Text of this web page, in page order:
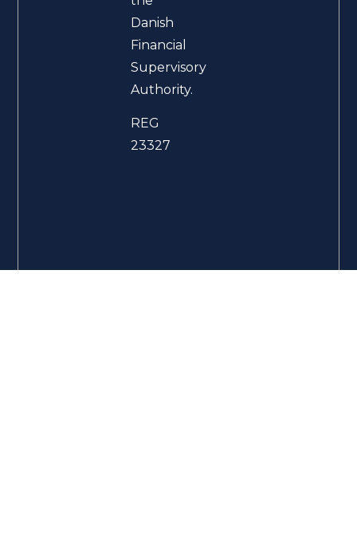
Danish
Financial
Supervisory
Authority.
REG
23327